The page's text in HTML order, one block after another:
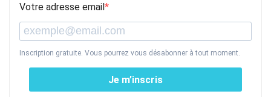
Votre adresse email
Inscription gratuite. Vous pourrez vous désabonner à tout moment.
Je m’inscris